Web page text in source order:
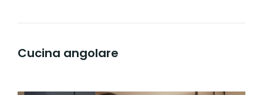
Cucina angolare